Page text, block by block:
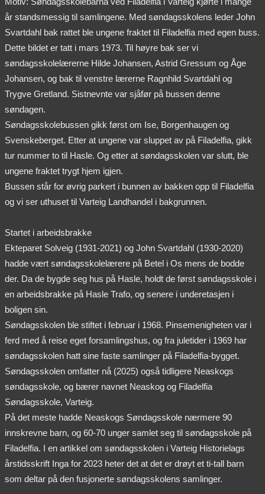
år standsmessig til samlingene. Med søndagsskolens leder John
Svartdahl bak rattet ble ungene fraktet til Filadelfia med egen buss.
Dette bildet er tatt i mars 1973. Til høyre bak ser vi
søndagsskolelærerne Hilde Johansen, Astrid Gressum og Åge
Johansen, og bak til venstre lærerne Ragnhild Svartdahl og
Trygve Gretland. Sistnevnte var sjåfør på bussen denne
søndagen.
Søndagsskolebussen gikk først om Ise, Borgenhaugen og
Svenskeberget. Etter at ungene var sluppet av på Filadelfia, gikk
tur nummer to til Hasle. Og etter at søndagsskolen var slutt, ble
ungene fraktet trygt hjem igjen.
Bussen står for øvrig parkert i bunnen av bakken opp til Filadelfia
og vi ser uthuset til Varteig Landhandel i bakgrunnen.
Startet i arbeidsbrakke
Ekteparet Solveig (1931-2021) og John Svartdahl (1930-2020)
hadde vært søndagsskolelærere på Betel i Os mens de bodde
der. Da de bygde seg hus på Hasle, holdt de først søndagsskole i
en arbeidsbrakke på Hasle Trafo, og senere i underetasjen i
boligen sin.
Søndagsskolen ble stiftet i februar i 1968. Pinsemenigheten var i
ferd med å reise eget forsamlingshus, og fra juletider i 1969 har
søndagsskolen hatt sine faste samlinger på Filadelfia-bygget.
Søndagsskolen omfatter nå (2025) også tidligere Neaskogs
søndagsskole, og bærer navnet Neaskog og Filadelfia
Søndagsskole, Varteig.
På det meste hadde Neaskogs Søndagsskole nærmere 90
innskrevne barn, og 60-70 unger samlet seg til søndagsskole på
Filadelfia. I en artikkel om søndagsskolen i Varteig Historielags
årstidsskrift Inga for 2023 heter det at det er drøyt et ti-tall barn
som deltar på den fusjonerte søndagsskolens samlinger.